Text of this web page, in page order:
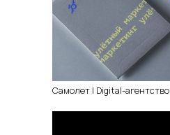
Самолет | Digital-агентство